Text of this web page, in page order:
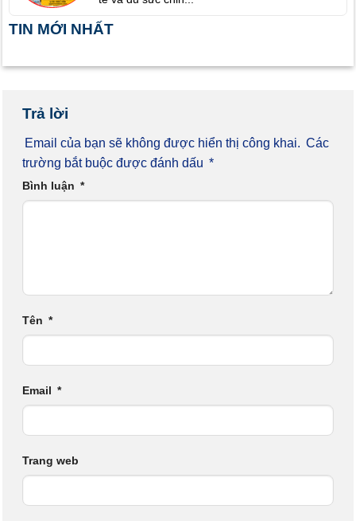
TIN MỚI NHẤT
Trả lời
Email của bạn sẽ không được hiển thị công khai. Các
trường bắt buộc được đánh dấu *
Bình luận *
Tên *
Email *
Trang web